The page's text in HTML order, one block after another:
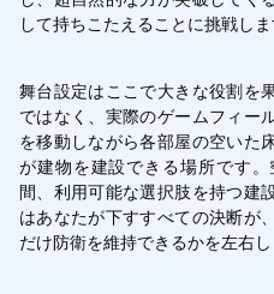
して持ちこたえることに挑戦しま
舞台設定はここで大きな役割を
ではなく、実際のゲームフィー
を移動しながら各部屋の空いた
が建物を建設できる場所です
間、利用可能な選択肢を持つ建
はあなたが下すすべての決断が
だけ防衛を維持できるかを左右し